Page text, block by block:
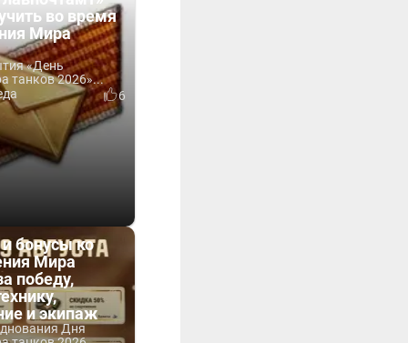
во время
Мира
«День
танков 2026»...
6
бонусы ко
Мира
победу,
и экипаж
Дня